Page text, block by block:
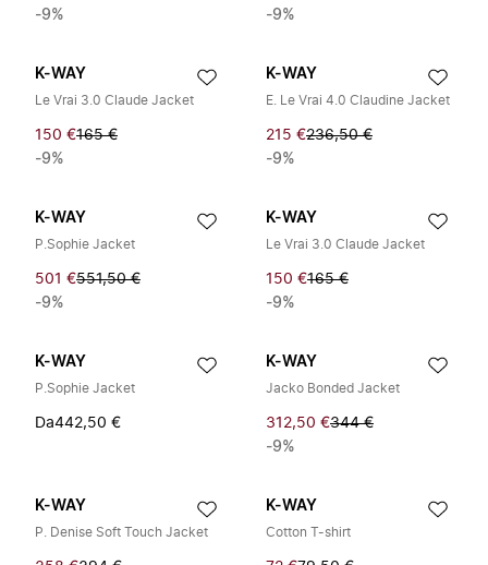
-9%
-9%
K-WAY
Le Vrai 3.0 Claude Jacket
150 €165 €
-9%
K-WAY
E. Le Vrai 4.0 Claudine Jacket
215 €236,50 €
-9%
K-WAY
P.Sophie Jacket
501 €551,50 €
-9%
K-WAY
Le Vrai 3.0 Claude Jacket
150 €165 €
-9%
K-WAY
P.Sophie Jacket
Da442,50 €
K-WAY
Jacko Bonded Jacket
312,50 €344 €
-9%
K-WAY
P. Denise Soft Touch Jacket
K-WAY
Cotton T-shirt